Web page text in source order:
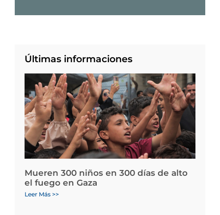
Últimas informaciones
Mueren 300 niños en 300 días de alto
el fuego en Gaza
Leer Más >>